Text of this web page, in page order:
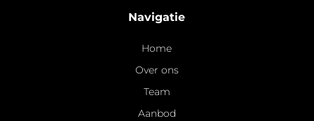
Navigatie
Home
Over ons
Team
Aanbod